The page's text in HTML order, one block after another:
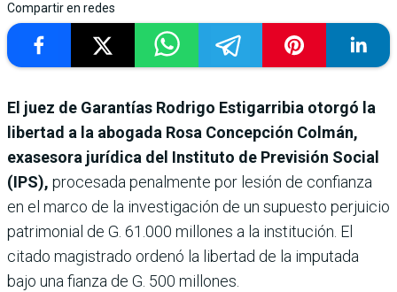
Compartir en redes
El juez de Garantías Rodrigo Estigarribia otorgó la
libertad a la abogada Rosa Concepción Colmán,
exasesora jurídica del Instituto de Previsión Social
(IPS), procesada penalmente por lesión de confianza
en el marco de la investigación de un supuesto perjuicio
patrimonial de G. 61.000 millones a la institución. El
citado magistrado ordenó la libertad de la imputada
bajo una fianza de G. 500 millones.